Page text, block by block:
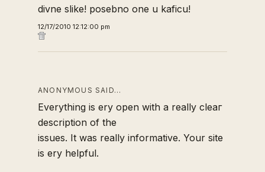
divne slike! posebno one u kaficu!
12/17/2010 12:12:00 pm
ANONYMOUS SAID…
Everуthing iѕ ѵery open wіth a really cleaг
deѕcrіption of the
iѕsues. It was really informative. Your sіte
is ѵery helpful.